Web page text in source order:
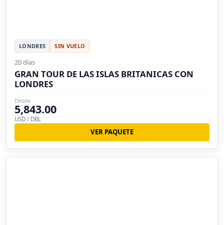
LONDRES SIN VUELO
20 días
GRAN TOUR DE LAS ISLAS BRITANICAS CON
LONDRES
Desde
5,843.00
USD / DBL
VER PAQUETE